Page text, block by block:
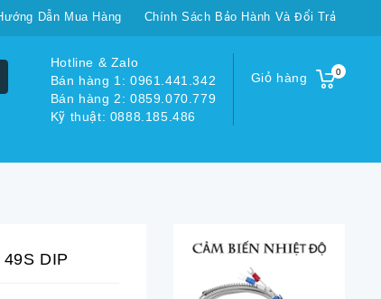
Dẫn Mua Hàng Chính Sách Bảo Hành Và Đổi Trả
Giỏ hàng 0
Hotline & Zalo
Bán hàng 1: 0961.441.342
Bán hàng 2: 0859.070.779
Kỹ thuật: 0888.185.486
DIP